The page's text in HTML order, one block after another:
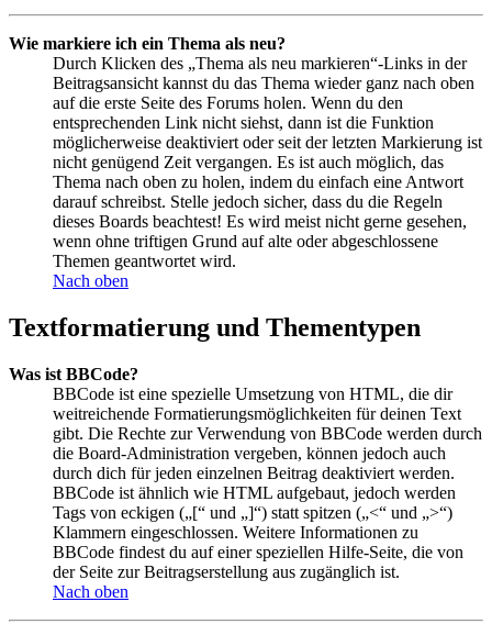
Wie markiere ich ein Thema als neu?
Durch Klicken des „Thema als neu markieren“-Links in der
Beitragsansicht kannst du das Thema wieder ganz nach oben
auf die erste Seite des Forums holen. Wenn du den
entsprechenden Link nicht siehst, dann ist die Funktion
möglicherweise deaktiviert oder seit der letzten Markierung ist
nicht genügend Zeit vergangen. Es ist auch möglich, das
Thema nach oben zu holen, indem du einfach eine Antwort
darauf schreibst. Stelle jedoch sicher, dass du die Regeln
dieses Boards beachtest! Es wird meist nicht gerne gesehen,
wenn ohne triftigen Grund auf alte oder abgeschlossene
Themen geantwortet wird.
Nach oben
Textformatierung und Thementypen
Was ist BBCode?
BBCode ist eine spezielle Umsetzung von HTML, die dir
weitreichende Formatierungsmöglichkeiten für deinen Text
gibt. Die Rechte zur Verwendung von BBCode werden durch
die Board-Administration vergeben, können jedoch auch
durch dich für jeden einzelnen Beitrag deaktiviert werden.
BBCode ist ähnlich wie HTML aufgebaut, jedoch werden
Tags von eckigen („[“ und „]“) statt spitzen („<“ und „>“)
Klammern eingeschlossen. Weitere Informationen zu
BBCode findest du auf einer speziellen Hilfe-Seite, die von
der Seite zur Beitragserstellung aus zugänglich ist.
Nach oben